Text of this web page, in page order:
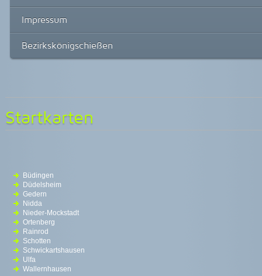
Impressum
Bezirkskönigschießen
Startkarten
Büdingen
Düdelsheim
Gedern
Nidda
Nieder-Mockstadt
Ortenberg
Rainrod
Schotten
Schwickartshausen
Ulfa
Wallernhausen